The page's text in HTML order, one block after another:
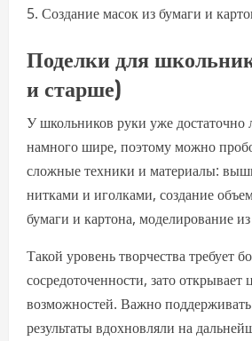
Создание масок из бумаги и
Поделки для
и старше)
У школьников руки уже достаточно
намного шире, поэтому можно
сложные техники и материалы:
нитками и иголками, создание
бумаги и картона, моделирование
Такой уровень творчества требует
сосредоточенности, зато
возможностей. Важно
результаты вдохновляли на